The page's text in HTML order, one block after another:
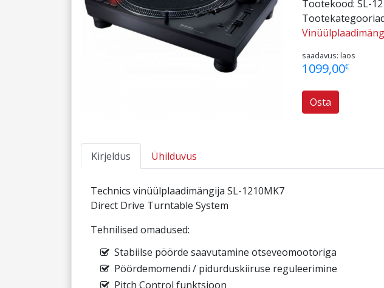
Tootekood: SL-
saadavus: laos
1099,00€
Osta
Kirjeldus Ühilduvus
Technics vinüülplaadimängija SL-1210MK7
Direct Drive Turntable System
Tehnilised omadused:
Stabiilse pöörde saavutamine otseveomootoriga
Pöördemomendi / pidurduskiiruse reguleerimine
Pitch Control funktsioon